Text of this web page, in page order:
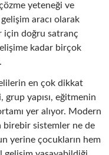
yeteneği ve
aracı olarak
için doğru satranç
kadar birçok
en çok dikkat
yapısı, eğitmenin
yer alıyor. Modern
birebir sistemler ne de
yerine çocukların hem